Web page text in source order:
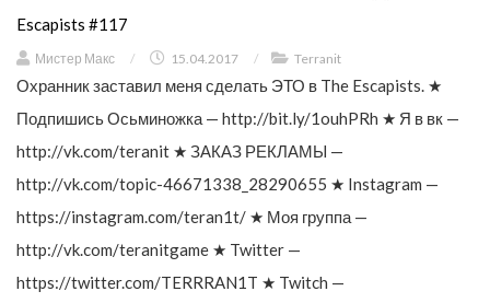
Escapists #117
Мистер Макс / 15.04.2017 / Terranit
Охранник заставил меня сделать ЭТО в The Escapists. ★
Подпишись Осьминожка — http://bit.ly/1ouhPRh ★ Я в вк —
http://vk.com/teranit ★ ЗАКАЗ РЕКЛАМЫ —
http://vk.com/topic-46671338_28290655 ★ Instagram —
https://instagram.com/teran1t/ ★ Моя группа —
http://vk.com/teranitgame ★ Twitter —
https://twitter.com/TERRRAN1T ★ Twitch —